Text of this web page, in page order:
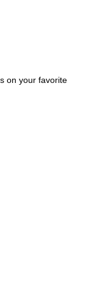
on your favorite